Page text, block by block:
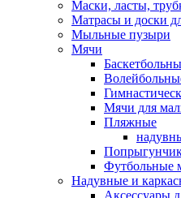
Маски, ласты,
Матрасы и доски
Мыльные пузыри
Мячи
Мячи для
Пляжные
Футбольные
Надувные и
Аксессуары